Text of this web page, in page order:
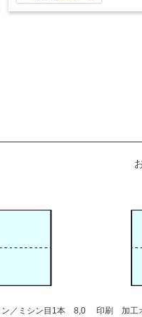
／ミシン目1本 8,0
印刷 加工